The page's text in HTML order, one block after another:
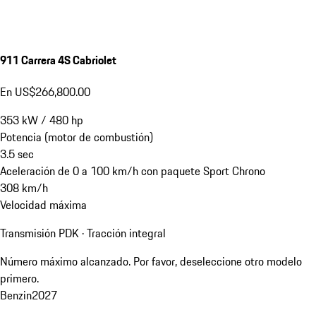
911 Carrera 4S Cabriolet
En US$266,800.00
353 kW/ 480 hp
Potencia (motor de combustión)
3.5sec
Aceleración de 0 a 100 km/h con paquete Sport Chrono
308 km/h
Velocidad máxima
Transmisión PDK · Tracción integral
Número máximo alcanzado. Por favor, deseleccione otro modelo
primero.
Benzin2027